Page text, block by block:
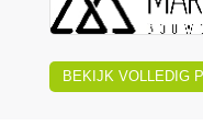
BEKIJK VOLLEDIG